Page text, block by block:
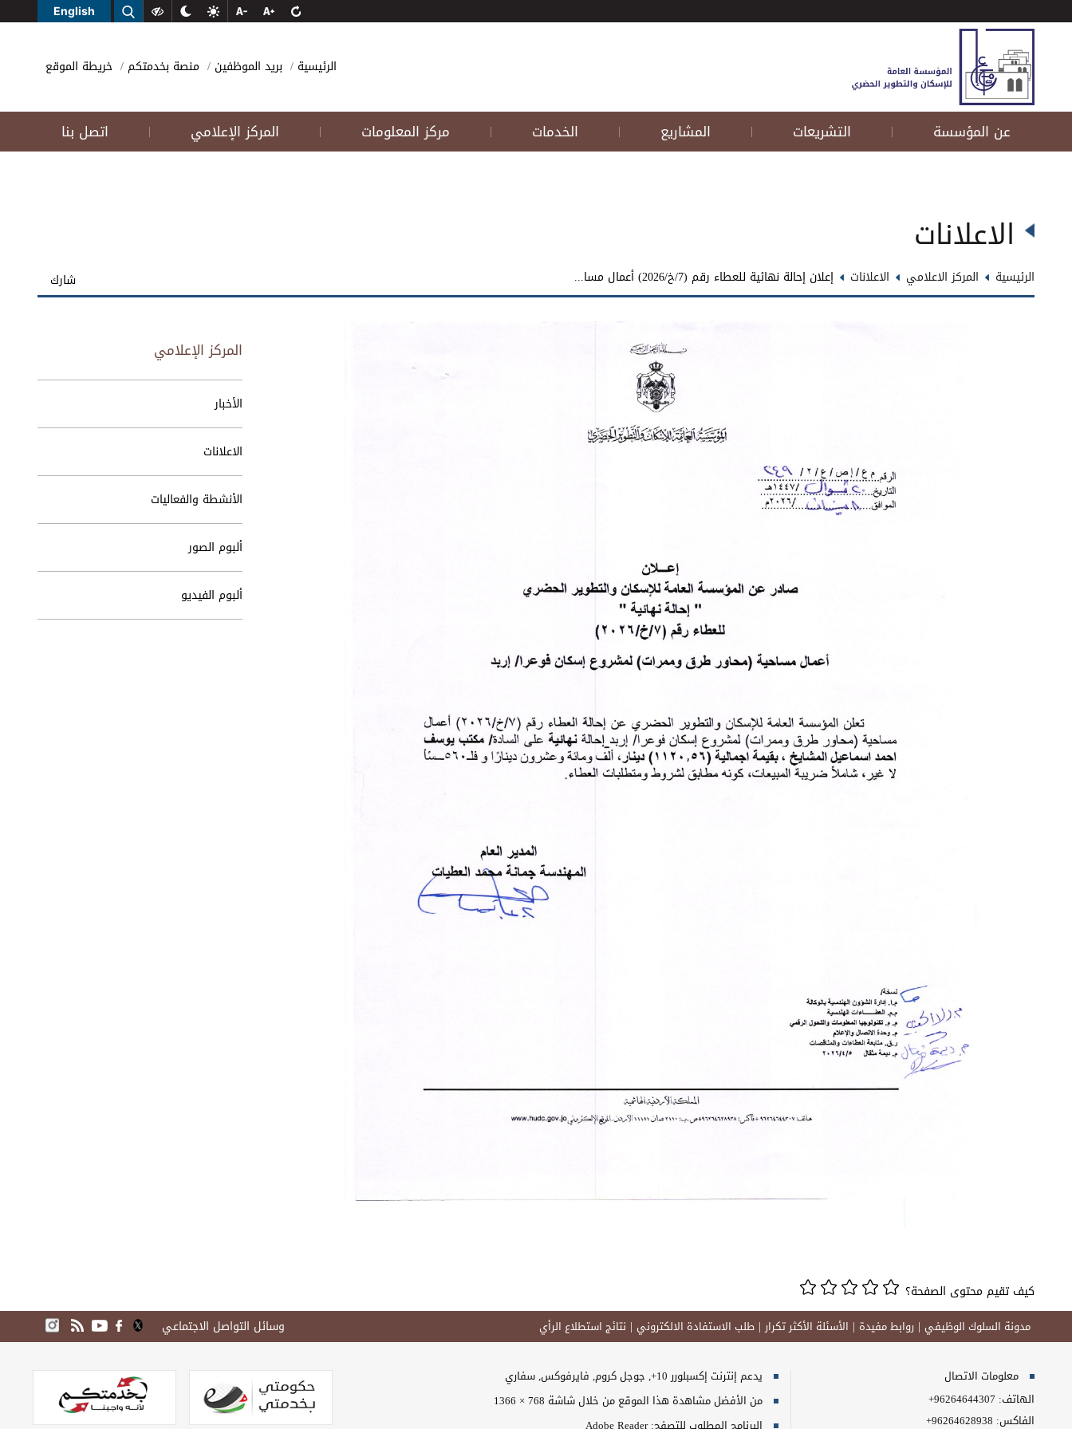
English
الرئيسية بريد الموظفين منصة بخدمتكم خريطة الموقع
عن المؤسسة | التشريعات | المشاريع | الخدمات | مركز المعلومات | المركز الإعلامي | اتصل بنا
الاعلانات
الرئيسية المركز الاعلامي الاعلانات إعلان إحالة نهائية للعطاء رقم (7/خ/2026) أعمال مسا... شارك
المركز الإعلامي
الأخبار
الاعلانات
الأنشطة والفعاليات
ألبوم الصور
ألبوم الفيديو
كيف تقيم محتوى الصفحة؟
مدونة السلوك الوظيفي روابط مفيدة الأسئلة الأكثر تكرار طلب الاستفادة الالكتروني نتائج استطلاع الرأي وسائل التواصل الاجتماعي
معلومات الاتصال
الهاتف: +96264644307
الفاكس: +96264628938
يدعم إنترنت إكسبلورر 10+, جوجل كروم, فايرفوكس, سفاري
من الأفضل مشاهدة هذا الموقع من خلال شاشة 768 × 1366